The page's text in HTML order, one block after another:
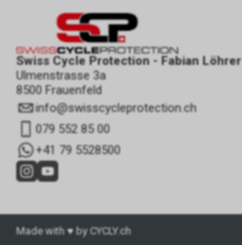
Swiss Cycle Protection - Fabian Löhrer
Ulmenstrasse 3a
8500 Frauenfeld
info@swisscycleprotection.ch
079 552 85 00
+41 79 5528500
Made with ♥ by CYCLY.ch